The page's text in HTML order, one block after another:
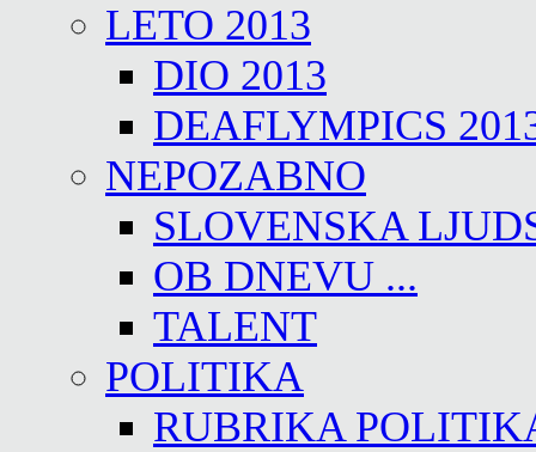
LETO 2013
DIO 2013
DEAFLYMPICS
NEPOZABNO
SLOVENSKA
OB DNEVU ...
TALENT
POLITIKA
RUBRIKA